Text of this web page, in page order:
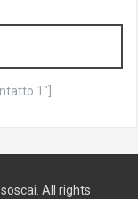
1"]
All rights